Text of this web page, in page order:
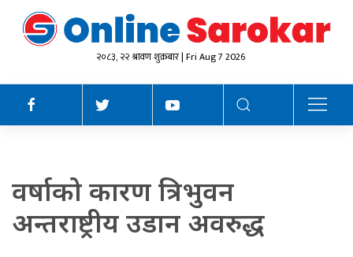
२०८३, २२ श्रावण शुक्रबार | Fri Aug 7 2026
वर्षाको कारण त्रिभुवन
अन्तराष्ट्रीय उडान अवरुद्ध